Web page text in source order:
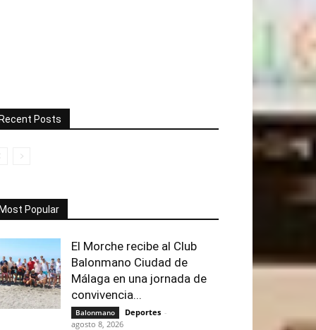
Posts
Popular
El Morche recibe al Club
Balonmano Ciudad de
Málaga en una jornada de
convivencia...
Balonmano Deportes -
agosto 8, 2026